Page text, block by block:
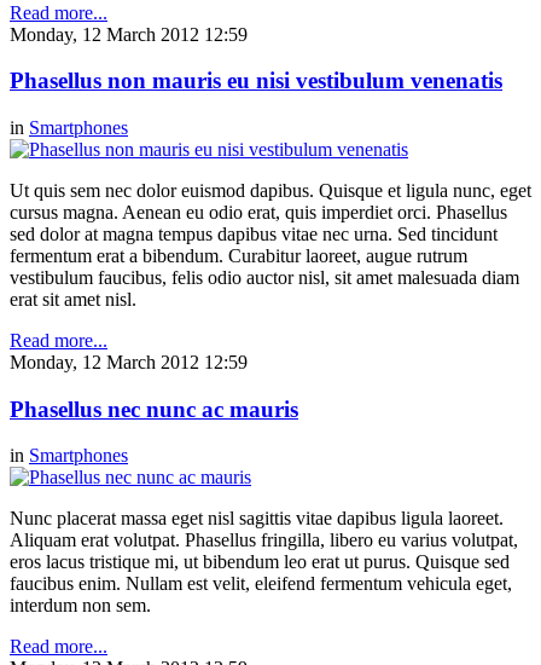
Read more...
Monday, 12 March 2012 12:59
Phasellus non mauris eu nisi vestibulum venenatis
in Smartphones
Ut quis sem nec dolor euismod dapibus. Quisque et ligula nunc, eget
cursus magna. Aenean eu odio erat, quis imperdiet orci. Phasellus
sed dolor at magna tempus dapibus vitae nec urna. Sed tincidunt
fermentum erat a bibendum. Curabitur laoreet, augue rutrum
vestibulum faucibus, felis odio auctor nisl, sit amet malesuada diam
erat sit amet nisl.
Read more...
Monday, 12 March 2012 12:59
Phasellus nec nunc ac mauris
in Smartphones
Nunc placerat massa eget nisl sagittis vitae dapibus ligula laoreet.
Aliquam erat volutpat. Phasellus fringilla, libero eu varius volutpat,
eros lacus tristique mi, ut bibendum leo erat ut purus. Quisque sed
faucibus enim. Nullam est velit, eleifend fermentum vehicula eget,
interdum non sem.
Read more...